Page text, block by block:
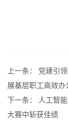
上一条： 党建引
展基层职工高效办
下一条：
人工智
大赛中斩获佳绩